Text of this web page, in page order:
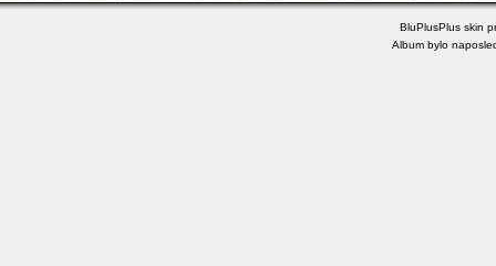
BluPlusPlus skin
Album bylo